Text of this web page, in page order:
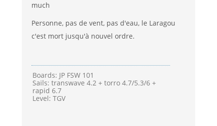
much
Personne, pas de vent, pas d'eau, le Laragou
c'est mort jusqu'à nouvel ordre.
Boards: JP FSW 101
Sails: transwave 4.2 + torro 4.7/5.3/6 +
rapid 6.7
Level: TGV